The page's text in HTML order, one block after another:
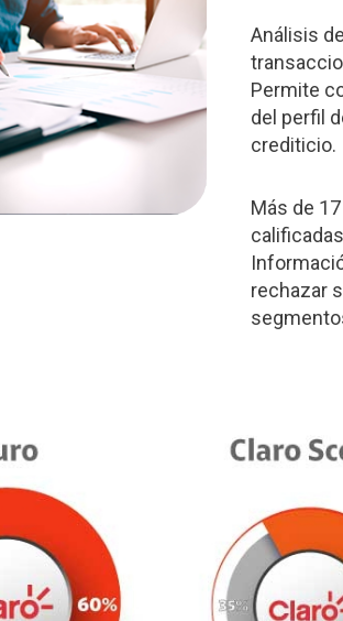
Análisis
Permite
del perfil
crediticio.
Más de
calificadas
rechazar